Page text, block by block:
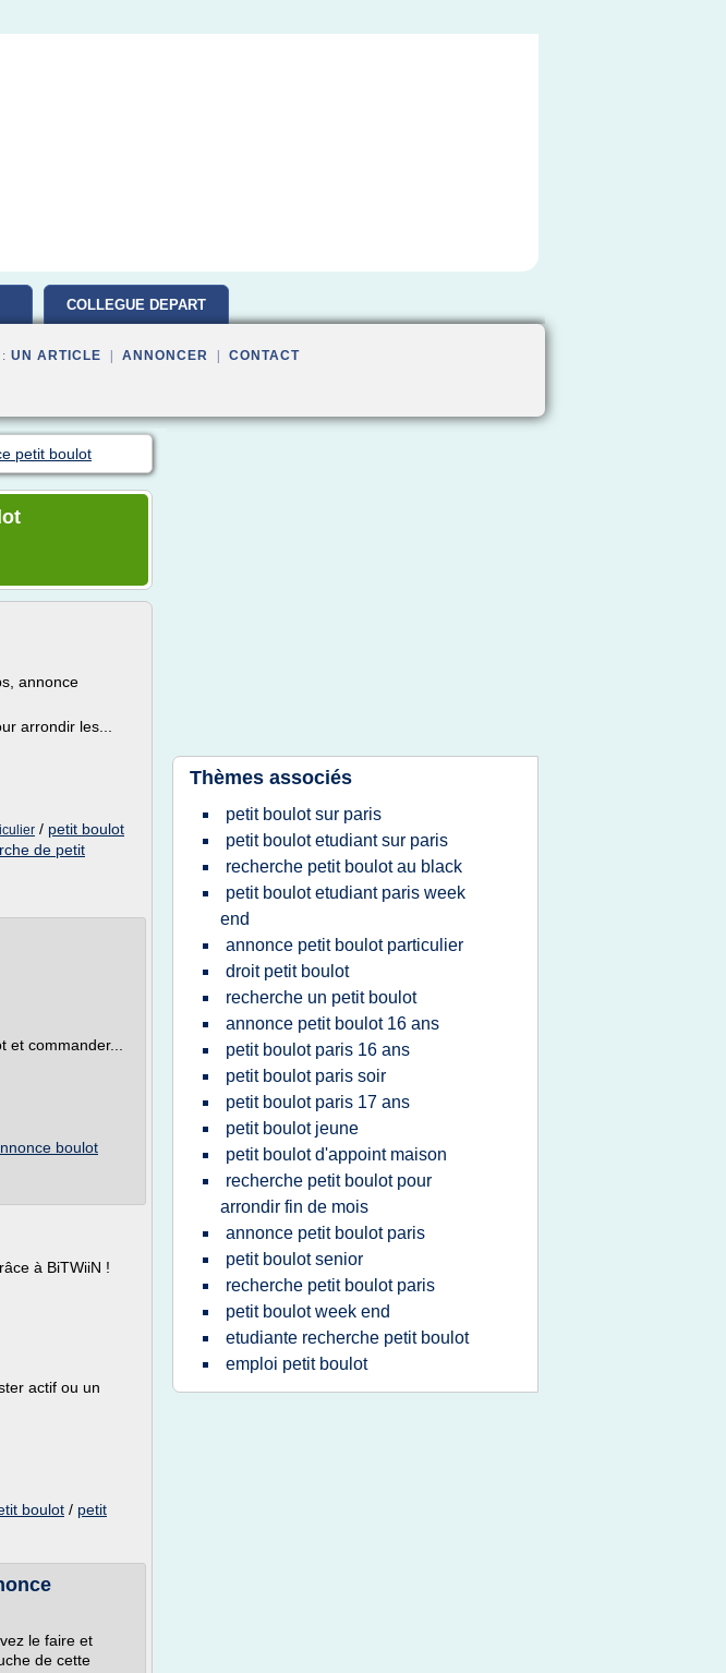
COLLEGUE DEPART
UN ARTICLE ANNONCER CONTACT
petit boulot
annonce
arrondir les...
/ petit boulot
de petit
commander...
boulot
à BiTWiiN !
actif ou un
boulot / petit
le faire et
de cette
Thèmes associés
petit boulot sur paris
petit boulot etudiant sur paris
recherche petit boulot au black
petit boulot etudiant paris week
end
annonce petit boulot particulier
droit petit boulot
recherche un petit boulot
annonce petit boulot 16 ans
petit boulot paris 16 ans
petit boulot paris soir
petit boulot paris 17 ans
petit boulot jeune
petit boulot d'appoint maison
recherche petit boulot pour
arrondir fin de mois
annonce petit boulot paris
petit boulot senior
recherche petit boulot paris
petit boulot week end
etudiante recherche petit boulot
emploi petit boulot